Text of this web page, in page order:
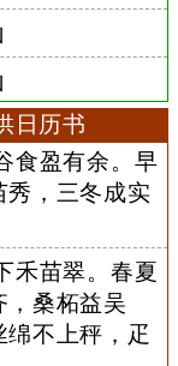
日历书
食盈有余。早
秀，三冬成实
禾苗翠。春夏
，桑柘益吴
不上秤，疋